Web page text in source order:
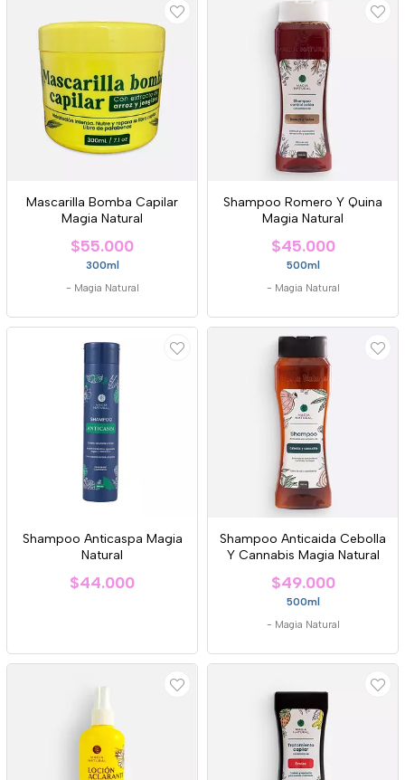
Mascarilla Bomba Capilar
Magia Natural
$55.000
300ml
- Magia Natural
Shampoo Romero Y Quina
Magia Natural
$45.000
500ml
- Magia Natural
Shampoo Anticaspa Magia
Natural
$44.000
Shampoo Anticaida Cebolla
Y Cannabis Magia Natural
$49.000
500ml
- Magia Natural